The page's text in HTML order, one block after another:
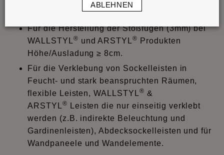
Für die Herstellung der Stoßfugen (3mm) bei
WALLSTYL® und ARSTYL®
Produkten
Höhe/Ausladung ≥ 8cm.
Für die Verklebung von Sockelleisten in
Feucht- und stark beanspruchten Räumen,
flexible Leisten, WALLSTYL® &
ARSTYL®
Leisten die nur einseitig verklebt
werden (z.B. indirekte Beleuchtung und
Gardinenleisten), Abdecksockelleisten und für
Wandpaneele und Wandelemente.
ABLEHNEN